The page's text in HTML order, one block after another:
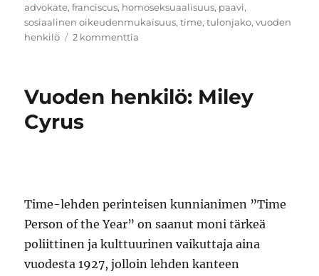
advokate,franciscus, homoseksuaalisuus, paavi,
sosiaalinen oikeudenmukaisuus,time,tulonjako,vuoden
henkilö
2 kommenttia
Vuoden henkilö: Miley
Cyrus
Time-lehden perinteisen kunnianimen ”Time
Person of the Year” on saanut moni tärkeä
poliittinen ja kulttuurinen vaikuttaja aina
vuodesta 1927, jolloin lehden kanteen